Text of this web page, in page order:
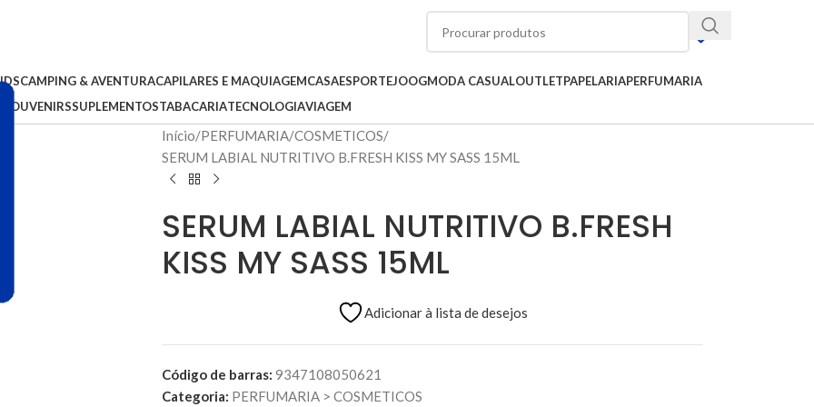
CAMPING & AVENTURACAPILARES E MAQUIAGEMCASAESPORTEJOOGMODA CASUALOUTLETPAPELARIAPERFUMARIA
SOUVENIRSSUPLEMENTOSTABACARIATECNOLOGIAVIAGEM
Início PERFUMARIA COSMETICOS
SERUM LABIAL NUTRITIVO B.FRESH KISS MY SASS 15ML
SERUM LABIAL NUTRITIVO B.FRESH
KISS MY SASS 15ML
Adicionar à lista de desejos
Código de barras: 9347108050621
Categoria: PERFUMARIA > COSMETICOS